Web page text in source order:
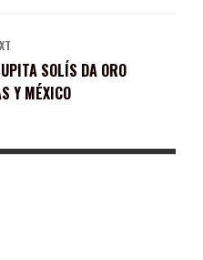
SOLÍS DA ORO
Y MÉXICO